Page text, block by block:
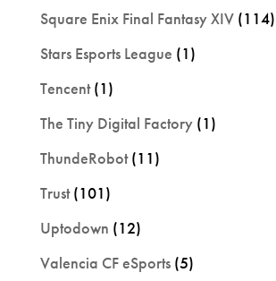
Square Enix Final Fantasy XIV(114)
Stars Esports League (1)
Tencent(1)
The Tiny Digital Factory(1)
ThundeRobot(11)
Trust(101)
Uptodown (12)
Valencia CF eSports(5)